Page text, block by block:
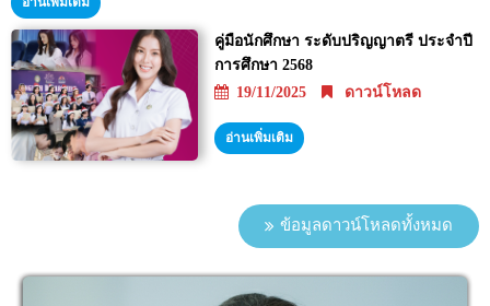
คู่มือนักศึกษา ระดับปริญญาตรี ประจำปี
การศึกษา 2568
19/11/2025
ดาวน์โหลด
อ่านเพิ่มเติม
ข้อมูลดาวน์โหลดทั้งหมด